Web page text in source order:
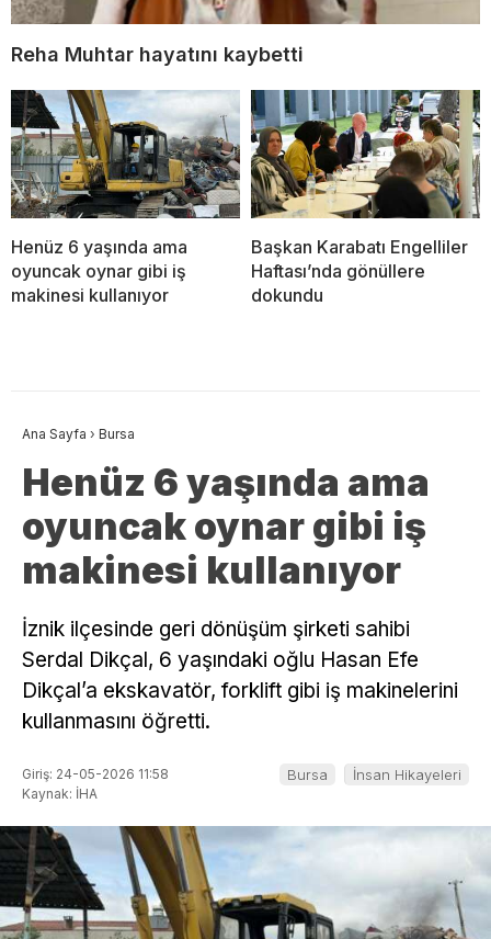
Reha Muhtar hayatını kaybetti
Henüz 6 yaşında ama
oyuncak oynar gibi iş
makinesi kullanıyor
Başkan Karabatı Engelliler
Haftası’nda gönüllere
dokundu
Ana Sayfa › Bursa
Henüz 6 yaşında ama
oyuncak oynar gibi iş
makinesi kullanıyor
İznik ilçesinde geri dönüşüm şirketi sahibi
Serdal Dikçal, 6 yaşındaki oğlu Hasan Efe
Dikçal’a ekskavatör, forklift gibi iş makinelerini
kullanmasını öğretti.
Giriş: 24-05-2026 11:58
Kaynak: İHA
Bursa İnsan Hikayeleri